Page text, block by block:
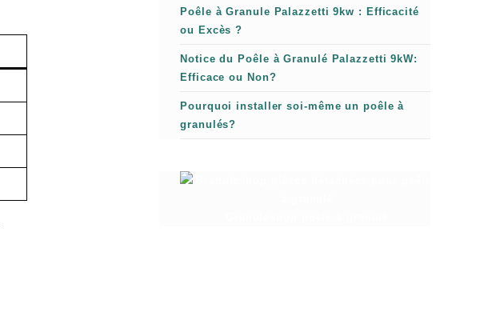
Poêle à Granule Palazzetti 9kw : Efficacité
ou Excès ?
Notice du Poêle à Granulé Palazzetti 9kW:
Efficace ou Non?
Pourquoi installer soi-même un poêle à
granulés?